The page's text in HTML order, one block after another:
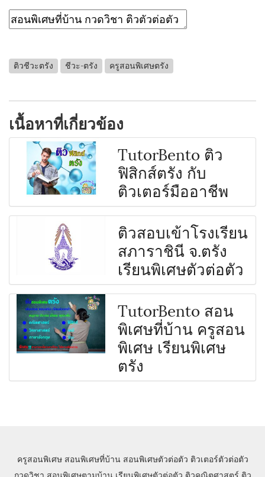
ติวชีวะตรัง ชีวะ-ตรัง ครูสอนพิเศษตรัง
เนื้อหาที่เกี่ยวข้อง
TutorBento ติว
ฟิสิกส์ตรัง กับ
ติวเตอร์มืออาชีพ
ติวสอบเข้าโรงเรียน
สภาราชินี จ.ตรัง
เรียนพิเศษตัวต่อตัว
TutorBento สอน
พิเศษที่บ้าน ครูสอน
พิเศษ เรียนพิเศษ
ตรัง
ครูสอนพิเศษ สอนพิเศษที่บ้าน สอนพิเศษตัวต่อตัว ติวเตอร์ตัวต่อตัว